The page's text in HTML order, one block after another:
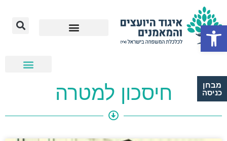
Open toolbar
חיסכון למטרה מבחן
כניסה